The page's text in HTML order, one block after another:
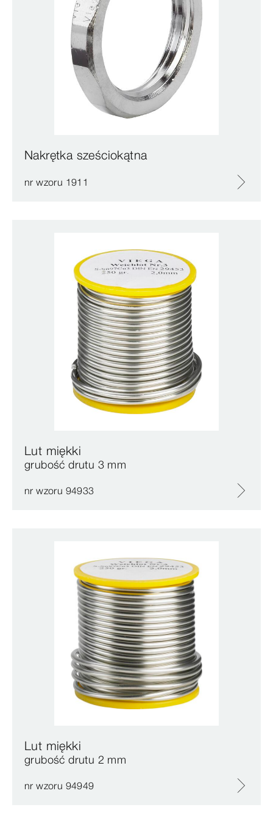
Nakrętka sześciokątna
nr wzoru 1911
Lut miękki
grubość drutu 3 mm
nr wzoru 94933
Lut miękki
grubość drutu 2 mm
nr wzoru 94949